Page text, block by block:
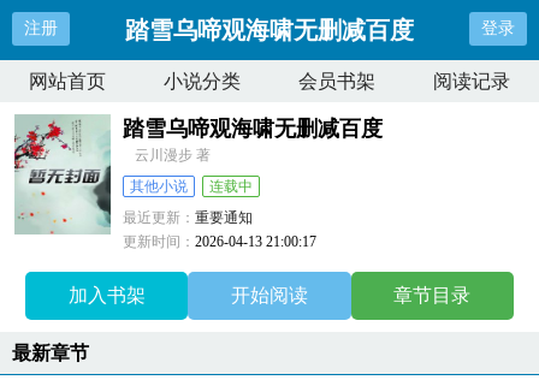
注册 踏雪乌啼观海啸无删减百度 登录
网站首页 小说分类 会员书架 阅读记录
踏雪乌啼观海啸无删减百度
云川漫步 著
其他小说
连载中
最近更新：重要通知
更新时间：2026-04-13 21:00:17
加入书架 开始阅读 章节目录
最新章节